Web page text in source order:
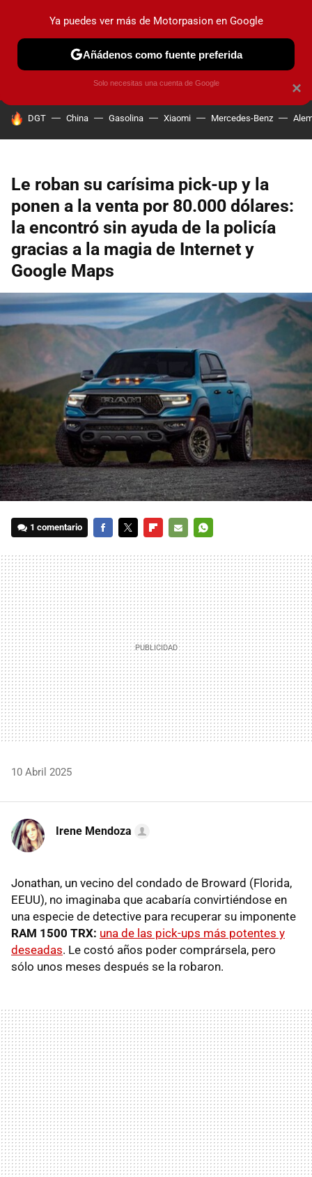
PRUEBAS COCHES ELÉCTRICOS OBSERVATORIO
HOY SE HABLA DE
DGT China Gasolina Xiaomi Mercedes-Benz
Le roban su carísima pick-up y la
ponen a la venta por 80.000 dólares:
la encontró sin ayuda de la policía
gracias a la magia de Internet y
Google Maps
1 comentario
MAIL
10 Abril 2025
Irene Mendoza
Jonathan, un vecino del condado de Broward (Florida,
EEUU), no imaginaba que acabaría convirtiéndose en
una especie de detective para recuperar su imponente
RAM 1500 TRX: una de las pick-ups más potentes y
deseadas. Le costó años poder comprársela, pero
sólo unos meses después se la robaron.
×
Ya puedes ver más de Motorpasion en Google
Añádenos como fuente preferida
Solo necesitas una cuenta de Google